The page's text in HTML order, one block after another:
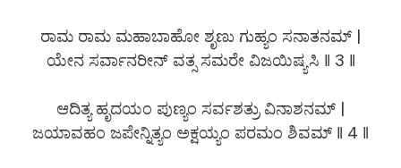
ರಾಮ ರಾಮ ಮಹಾಬಾಹೋ ಶೃಣು ಗುಹ್ಯಂ ಸನಾತನಮ್ |
ಯೇನ ಸರ್ವಾನರೀನ್ ವತ್ಸ ಸಮರೇ ವಿಜಯಿಷ್ಯಸಿ ‖ 3 ‖
ಆದಿತ್ಯ ಹೃದಯಂ ಪುಣ್ಯಂ ಸರ್ವಶತ್ರು ವಿನಾಶನಮ್ |
ಜಯಾವಹಂ ಜಪೇನ್ನಿತ್ಯಂ ಅಕ್ಷಯ್ಯಂ ಪರಮಂ ಶಿವಮ್ ‖ 4 ‖